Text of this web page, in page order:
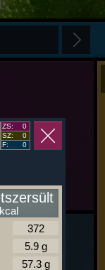
ZS:
0
SZ:
0
F:
0